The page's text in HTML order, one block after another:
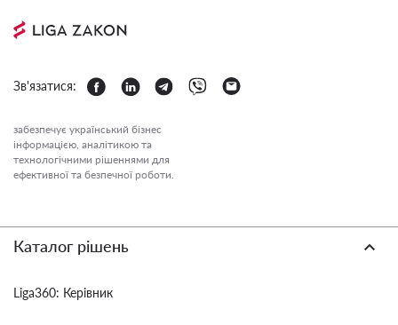
Зв'язатися:
забезпечує український бізнес
інформацією, аналітикою та
технологічними рішеннями для
ефективної та безпечної роботи.
Каталог рішень
Liga360: Керівник